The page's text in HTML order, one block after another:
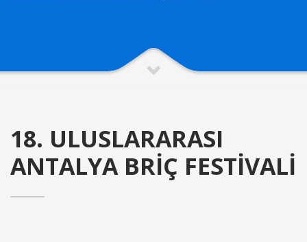
18. ULUSLARARASI
ANTALYA BRİÇ FESTİVALİ